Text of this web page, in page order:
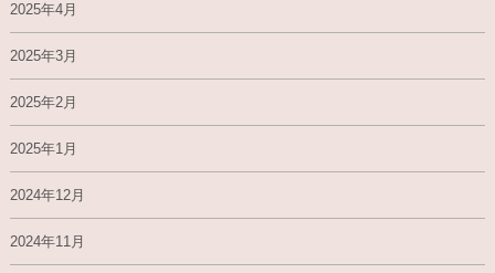
2025年4月
2025年3月
2025年2月
2025年1月
2024年12月
2024年11月